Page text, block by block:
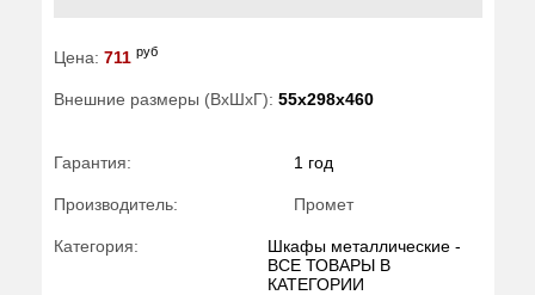
Цена: 711 руб
Внешние размеры (ВхШхГ): 55x298x460
Гарантия: 1 год
Производитель: Промет
Категория:
Шкафы металлические -
ВСЕ ТОВАРЫ В
КАТЕГОРИИ